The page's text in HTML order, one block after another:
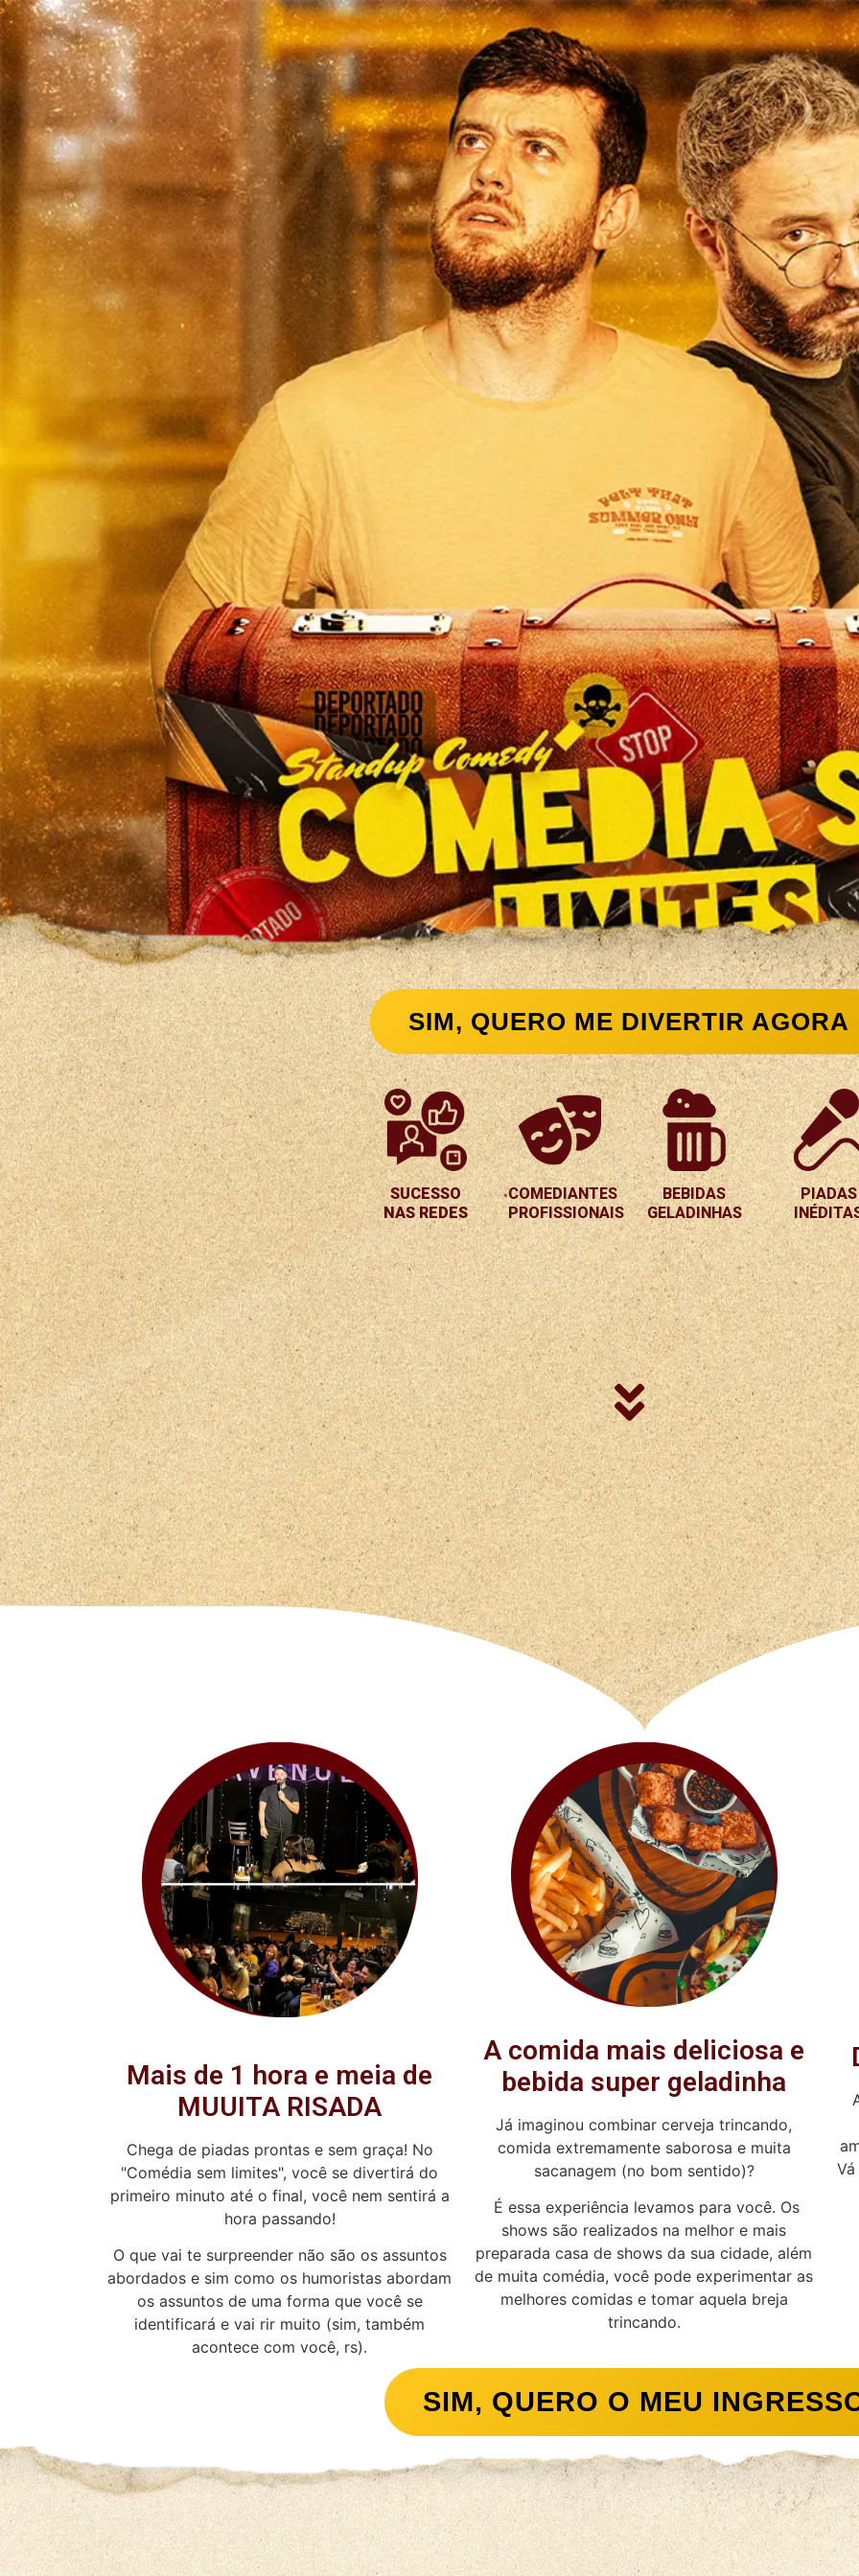
SIM, QUERO ME DIVERTIR AGORA
SUCESSO
NAS REDES
COMEDIANTES
PROFISSIONAIS
BEBIDAS
GELADINHAS
PIADAS
Descubra porque esse é o showmais assistido dos
últimos 03 meses...
Será que essa noite é
você?
Mais de 1 hora e meia de
MUUITA RISADA
Chega de piadas prontas e sem graça! No
"Comédia sem limites", você se divertirá do
primeiro minuto até o final, você nem sentirá a
hora passando!
O que vai te surpreender não são os assuntos
abordados e sim como os humoristas abordam
os assuntos de uma forma que você se
identificará e vai rir muito (sim, também
acontece com você, rs).
A comida mais deliciosa e
bebida super geladinha
Já imaginou combinar cerveja trincando,
comida extremamente saborosa e muita
sacanagem (no bom sentido)?
É essa experiência levamos para você. Os
shows são realizados na melhor e mais
preparada casa de shows da sua cidade, além
de muita comédia, você pode experimentar as
melhores comidas e tomar aquela breja
trincando.
SIM, QUERO O MEU
O que dizem quem já